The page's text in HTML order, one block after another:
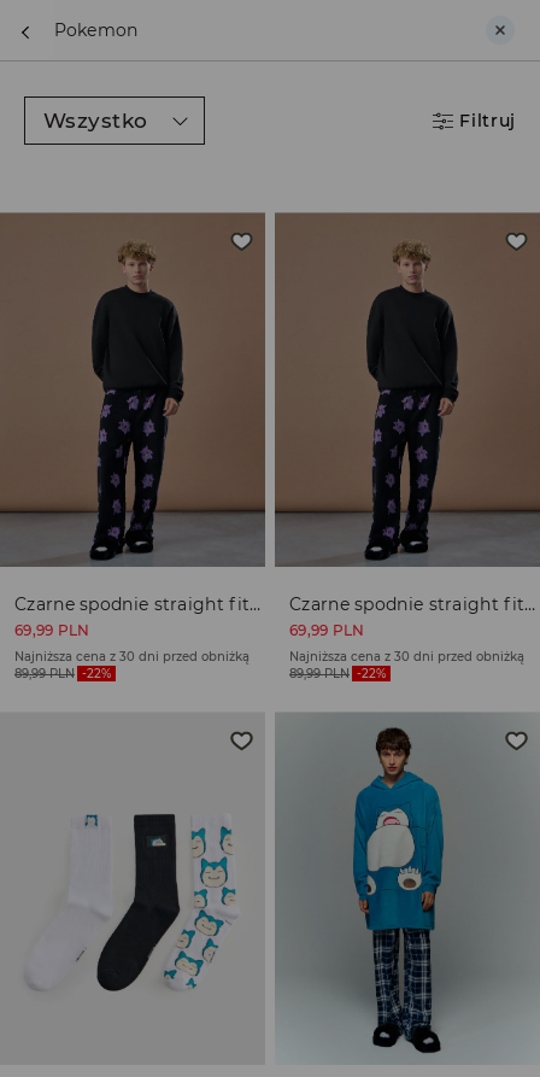
BACK TO SCHOOL
Najlepsze historie zaczynają się
Filtruj
Czarne spodnie straight fit we wzór Gengara
69,99 PLN
Najniższa cena z 30 dni przed obniżką
89,99 PLN -22%
Czarne spodnie straight fit we wzór Gengara
69,99 PLN
Najniższa cena z 30 dni przed obniżką
89,99 PLN -22%
Z daszkiem
Żółta czapka z daszkiem trucker hat Pokémon